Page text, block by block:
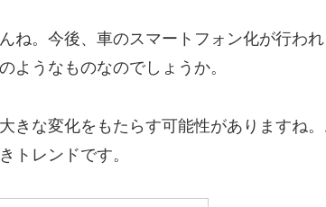
ね。今後、車のスマートフォン化が行わ
ようなものなのでしょうか。
きな変化をもたらす可能性がありますね
トレンドです。